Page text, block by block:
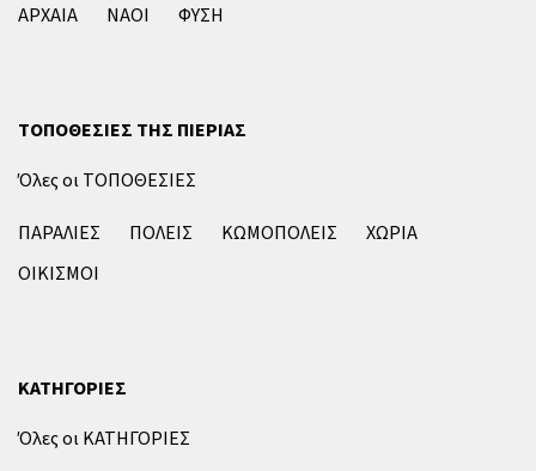
ΑΡΧΑΙΑ
ΝΑΟΙ ΦΥΣΗ
ΤΟΠΟΘΕΣΙΕΣ ΤΗΣ ΠΙΕΡΙΑΣ
Όλες οι ΤΟΠΟΘΕΣΙΕΣ
ΠΑΡΑΛΙΕΣ
ΠΟΛΕΙΣ ΚΩΜΟΠΟΛΕΙΣ
ΧΩΡΙΑ
ΟΙΚΙΣΜΟΙ
ΚΑΤΗΓΟΡΙΕΣ
Όλες οι ΚΑΤΗΓΟΡΙΕΣ